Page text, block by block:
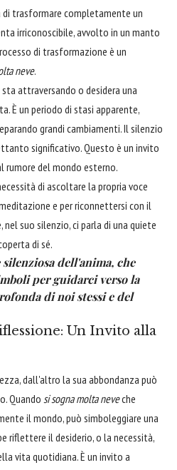
di trasformare completamente un
irriconoscibile, avvolto in un manto
di trasformazione è un
neve.
attraversando o desidera una
È un periodo di stasi apparente,
grandi cambiamenti. Il silenzio
significativo. Questo è un invito
rumore del mondo esterno.
di ascoltare la propria voce
e per riconnettersi con il
suo silenzio, ci parla di una quiete
di sé.
silenziosa dell'anima, che
per guidarci verso la
di noi stessi e del
Un Invito alla
dall'altro la sua abbondanza può
Quando si sogna molta neveche
il mondo, può simboleggiare una
riflettere il desiderio, o la necessità,
vita quotidiana. È un invito a